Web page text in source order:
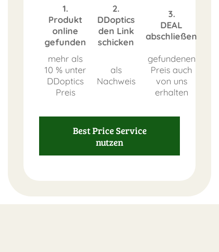
1.
Produkt
online
gefunden
2.
DDoptics
den Link
schicken
3.
DEAL
abschließen
mehr als
10 % unter
DDoptics
Preis
als
Nachweis
gefundenen
Preis auch
von uns
erhalten
Best Price Service
nutzen